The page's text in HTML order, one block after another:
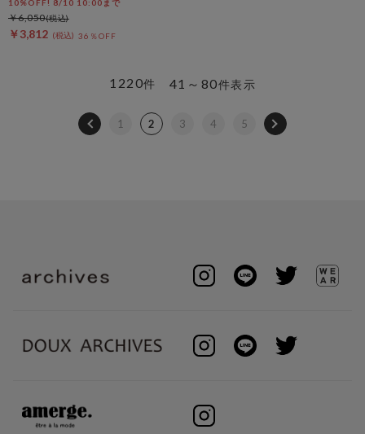
10%OFF! 8/10 10:00まで
￥3,812 36％OFF
￥6,050
41～80件表示
1220件
1 2 3 4 5